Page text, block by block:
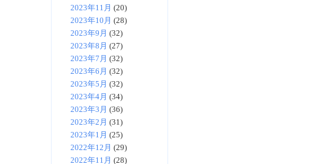
2023年11月 (20)
2023年10月 (28)
2023年9月 (32)
2023年8月 (27)
2023年7月 (32)
2023年6月 (32)
2023年5月 (32)
2023年4月 (34)
2023年3月 (36)
2023年2月 (31)
2023年1月 (25)
2022年12月 (29)
2022年11月 (28)